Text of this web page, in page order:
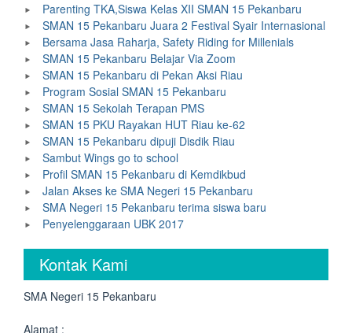
Parenting TKA,Siswa Kelas XII SMAN 15 Pekanbaru
SMAN 15 Pekanbaru Juara 2 Festival Syair Internasional
Bersama Jasa Raharja, Safety Riding for Millenials
SMAN 15 Pekanbaru Belajar Via Zoom
SMAN 15 Pekanbaru di Pekan Aksi Riau
Program Sosial SMAN 15 Pekanbaru
SMAN 15 Sekolah Terapan PMS
SMAN 15 PKU Rayakan HUT Riau ke-62
SMAN 15 Pekanbaru dipuji Disdik Riau
Sambut Wings go to school
Profil SMAN 15 Pekanbaru di Kemdikbud
Jalan Akses ke SMA Negeri 15 Pekanbaru
SMA Negeri 15 Pekanbaru terima siswa baru
Penyelenggaraan UBK 2017
Kontak Kami
SMA Negeri 15 Pekanbaru
Alamat :